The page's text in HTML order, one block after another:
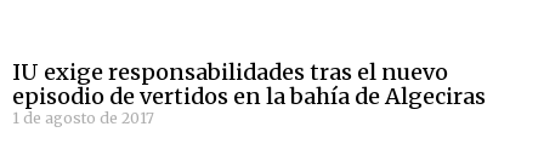
IU exige responsabilidades tras el nuevo
episodio de vertidos en la bahía de Algeciras
1 de agosto de 2017